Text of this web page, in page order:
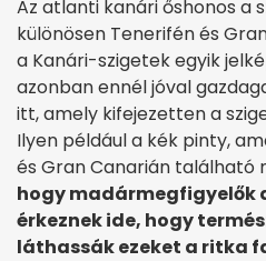
Az atlanti kanári őshonos a
különösen Tenerifén és
a Kanári-szigetek egyik
azonban ennél jóval
itt, amely kifejezetten a
Ilyen például a kék pinty,
és Gran Canarián található
hogy madármegfigyelők
érkeznek ide, hogy
láthassák ezeket a ritka